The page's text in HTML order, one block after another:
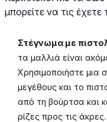
μπορείτε να τις έχετε
Στέγνωμα με
τα μαλλιά είναι
Χρησιμοποιήστε μια
μεγέθους και το
από τη βούρτσα και
ρίζες προς τις